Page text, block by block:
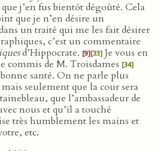
que j’en fus bientôt dégoûté. Cela
que je n’en désire un
un traité qui me les fait désirer
c’est un commentaire
d’Hippocrate. [9][33] Je vous en
commis de M. Troisdames [34]
santé. On ne parle plus
seulement que la cour sera
que l’ambassadeur de
nous et qu’il a touché
très humblement les mains et
etc.